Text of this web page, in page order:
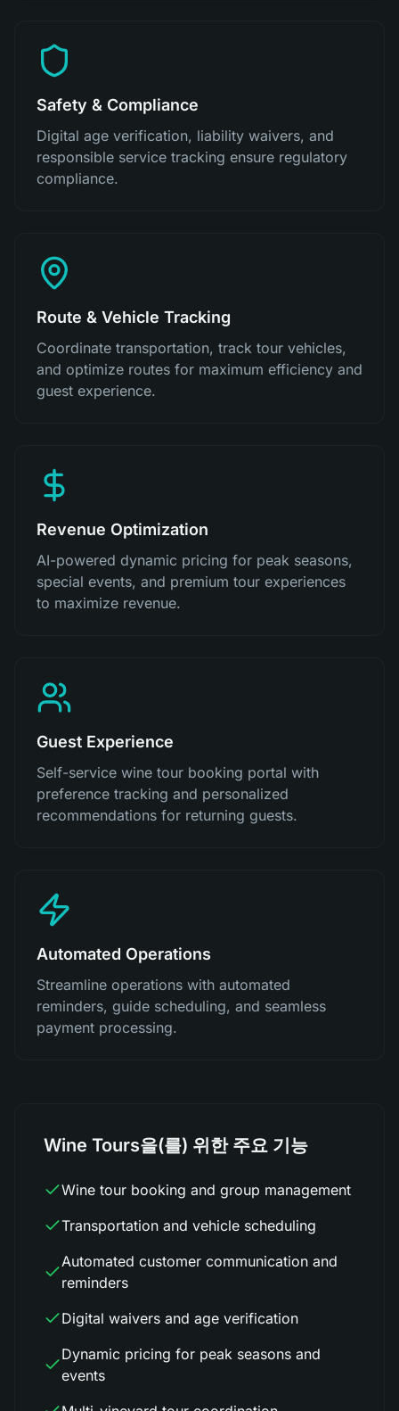
Safety & Compliance
Digital age verification, liability waivers, and
responsible service tracking ensure regulatory
compliance.
Route & Vehicle Tracking
Coordinate transportation, track tour vehicles,
and optimize routes for maximum efficiency and
guest experience.
Revenue Optimization
AI-powered dynamic pricing for peak seasons,
special events, and premium tour experiences
to maximize revenue.
Guest Experience
Self-service wine tour booking portal with
preference tracking and personalized
recommendations for returning guests.
Automated Operations
Streamline operations with automated
reminders, guide scheduling, and seamless
payment processing.
Wine Tours을(를) 위한 주요 기능
Wine tour booking and group management
Transportation and vehicle scheduling
Automated customer communication and
reminders
Digital waivers and age verification
Dynamic pricing for peak seasons and
events